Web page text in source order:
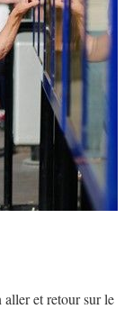
aller et retour sur le